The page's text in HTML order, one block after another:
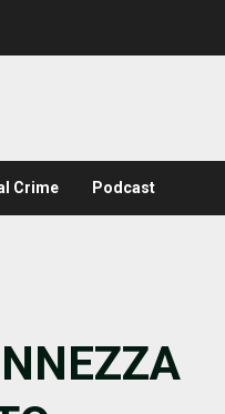
Crime Podcast